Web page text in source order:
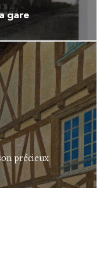
gare
précieux